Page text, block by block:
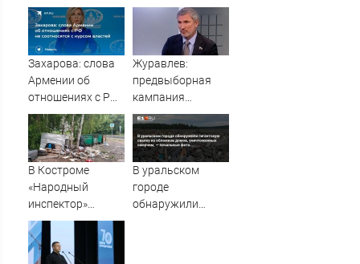
вынесла все
деньги из дома
родителей
полмиллиона
Захарова: слова
Армении об
отношениях с РФ
не соотносятся с
курсом властей
Журавлев:
предвыборная
кампания
"Яблока"
оплачивается из
иностранных
источников -
Вести.ru
В Костроме
«Народный
инспектор»
заставил навести
порядок у
мусорных
В уральском
городе
обнаружили